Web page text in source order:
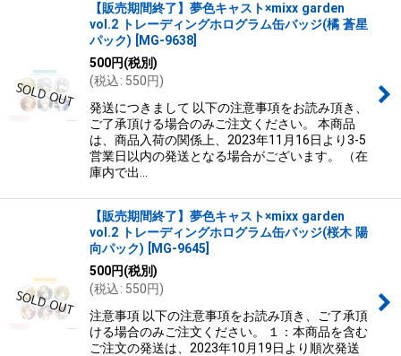
【販売期間終了】夢色キャスト×mixx garden
vol.2 トレーディングホログラム缶バッジ(橘 蒼星
パック)
MG-9638
500円(税別)
(税込: 550円)
発送につきまして 以下の注意事項をお読み頂き、
ご了承頂ける場合のみご注文ください。 本商品
は、商品入荷の関係上、2023年11月16日より3-5
営業日以内の発送となる場合がございます。 （在
庫内で出…
【販売期間終了】夢色キャスト×mixx garden
vol.2 トレーディングホログラム缶バッジ(桜木 陽
向パック)
MG-9645
500円(税別)
(税込: 550円)
注意事項 以下の注意事項をお読み頂き、ご了承頂
ける場合のみご注文ください。 １：本商品を含む
ご注文の発送は、2023年10月19日より順次発送